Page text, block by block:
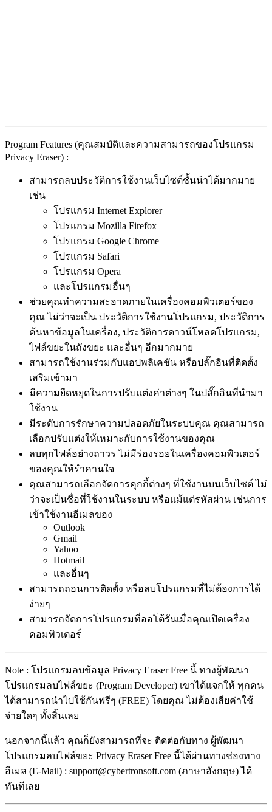
Program Features (คุณสมบัติและความสามารถของโปรแกรม
Privacy Eraser) :
สามารถลบประวัติการใช้งานเว็บไซต์ชั้นนำได้มากมาย
เช่น
โปรแกรม Internet Explorer
โปรแกรม Mozilla Firefox
โปรแกรม Google Chrome
โปรแกรม Safari
โปรแกรม Opera
และโปรแกรมอื่นๆ
ช่วยคุณทำความสะอาดภายในเครื่องคอมพิวเตอร์ของ
คุณ ไม่ว่าจะเป็น ประวัติการใช้งานโปรแกรม, ประวัติการ
ค้นหาข้อมูลในเครื่อง, ประวัติการดาวน์โหลดโปรแกรม,
ไฟล์ขยะในถังขยะ และอื่นๆ อีกมากมาย
สามารถใช้งานร่วมกับแอปพลิเคชัน หรือปลั๊กอินที่ติดตั้ง
เสริมเข้ามา
มีความยืดหยุดในการปรับแต่งค่าต่างๆ ในปลั๊กอินที่นำมา
ใช้งาน
มีระดับการรักษาความปลอดภัยในระบบคุณ คุณสามารถ
เลือกปรับแต่งให้เหมาะกับการใช้งานของคุณ
ลบทุกไฟล์อย่างถาวร ไม่มีร่องรอยในเครื่องคอมพิวเตอร์
ของคุณให้รำคานใจ
คุณสามารถเลือกจัดการคุกกี้ต่างๆ ที่ใช้งานบนเว็บไซต์ ไม่
ว่าจะเป็นชื่อที่ใช้งานในระบบ หรือแม้แต่รหัสผ่าน เช่นการ
เข้าใช้งานอีเมลของ
Outlook
Gmail
Yahoo
Hotmail
และอื่นๆ
สามารถถอนการติดตั้ง หรือลบโปรแกรมที่ไม่ต้องการได้
ง่ายๆ
สามารถจัดการโปรแกรมที่ออโต้รันเมื่อคุณเปิดเครื่อง
คอมพิวเตอร์
Note : โปรแกรมลบข้อมูล Privacy Eraser Free นี้ ทางผู้พัฒนา
โปรแกรมลบไฟล์ขยะ (Program Developer) เขาได้แจกให้ ทุกคน
ได้สามารถนำไปใช้กันฟรีๆ (FREE) โดยคุณ ไม่ต้องเสียค่าใช้
จ่ายใดๆ ทั้งสิ้นเลย
นอกจากนี้แล้ว คุณก็ยังสามารถที่จะ ติดต่อกับทาง ผู้พัฒนา
โปรแกรมลบไฟล์ขยะ Privacy Eraser Free นี้ได้ผ่านทางช่องทาง
อีเมล (E-Mail) : support@cybertronsoft.com (ภาษาอังกฤษ) ได้
ทันทีเลย